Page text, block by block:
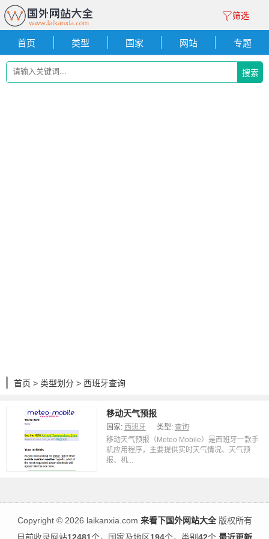
筛选
首页 类型 国家 网站 专题
搜索
首页 > 类型划分 > 西班牙查询
移动天气预报
国家: 西班牙 类型: 查询
移动天气预报（Meteo Mobile）是西班牙一款手
机应用程序，主要提供实时天气情况、天气预
报、机...
Copyright ©2026 laikanxia.com 来看下国外网站大全版权所有